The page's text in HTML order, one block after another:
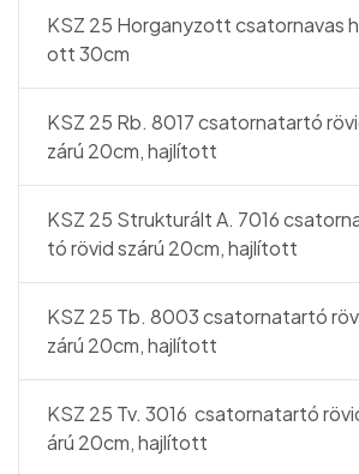
KSZ 25 Horganyzott csatornavas
ott 30cm
KSZ 25 Rb. 8017 csatornatartó
zárú 20cm, hajlított
KSZ 25 Strukturált A. 7016
tó rövid szárú 20cm, hajlított
KSZ 25 Tb. 8003 csatornatartó
zárú 20cm, hajlított
KSZ 25 Tv. 3016 csatornatartó
árú 20cm, hajlított